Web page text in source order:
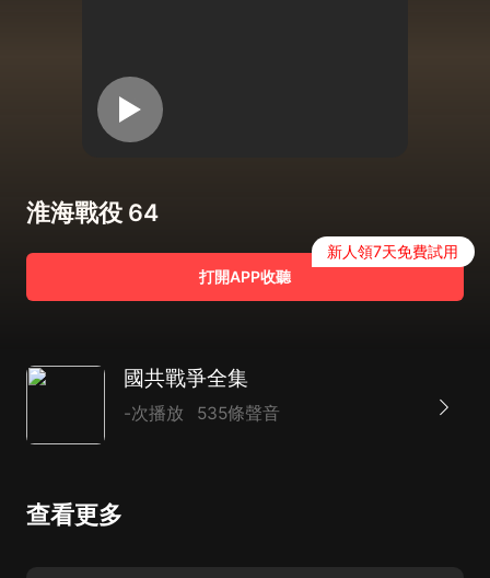
淮海戰役 64
打開APP收聽
新人領7天免費試用
國共戰爭全集
-次播放 535條聲音
查看更多